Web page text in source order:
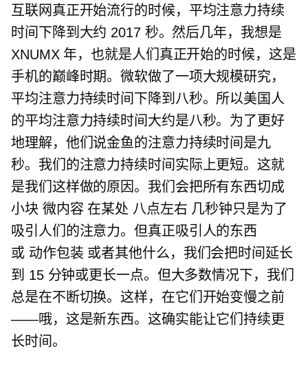
互联网真正开始流行的时候，平均注意力持续
时间下降到大约 2017 秒。然后几年，我想是
XNUMX 年，也就是人们真正开始的时候，这是
手机的巅峰时期。微软做了一项大规模研究，
平均注意力持续时间下降到八秒。所以美国人
的平均注意力持续时间大约是八秒。为了更好
地理解，他们说金鱼的注意力持续时间是九
秒。我们的注意力持续时间实际上更短。这就
是我们这样做的原因。我们会把所有东西切成
小块 微内容 在某处 八点左右 几秒钟只是为了
吸引人们的注意力。但真正吸引人的东西
或 动作包装 或者其他什么，我们会把时间延长
到 15 分钟或更长一点。但大多数情况下，我们
总是在不断切换。这样，在它们开始变慢之前
——哦，这是新东西。这确实能让它们持续更
长时间。